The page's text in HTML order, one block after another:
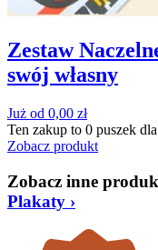
Zestaw
swój własny
Już od 0,00 zł
Ten zakup to 0 puszek
Zobacz produkt
Zobacz inne
Plakaty ›